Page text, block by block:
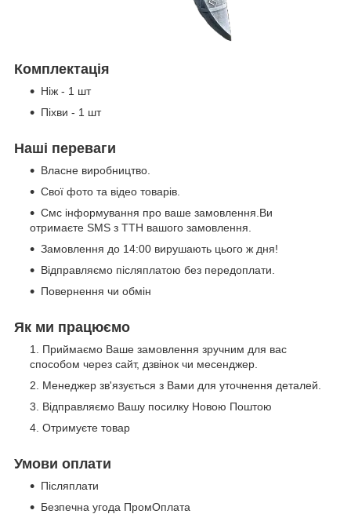
Комплектація
Ніж - 1 шт
Піхви - 1 шт
Наші переваги
Власне виробництво.
Свої фото та відео товарів.
Смс інформування про ваше замовлення.Ви
отримаєте SMS з ТТН вашого замовлення.
Замовлення до 14:00 вирушають цього ж дня!
Відправляємо післяплатою без передоплати.
Повернення чи обмін
Як ми працюємо
Приймаємо Ваше замовлення зручним для вас
способом через сайт, дзвінок чи месенджер.
Менеджер зв'язується з Вами для уточнення деталей.
Відправляємо Вашу посилку Новою Поштою
Отримуєте товар
Умови оплати
Післяплати
Безпечна угода ПромОплата